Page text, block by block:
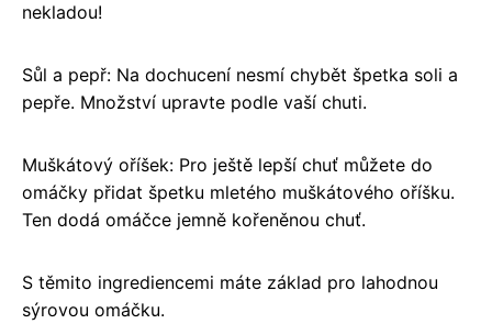
nekladou!
Sůl a pepř: Na dochucení nesmí chybět špetka soli a
pepře. Množství upravte podle vaší chuti.
Muškátový oříšek: Pro ještě lepší chuť můžete do
omáčky přidat špetku mletého muškátového oříšku.
Ten dodá omáčce jemně kořeněnou chuť.
S těmito ingrediencemi máte základ pro lahodnou
sýrovou omáčku.